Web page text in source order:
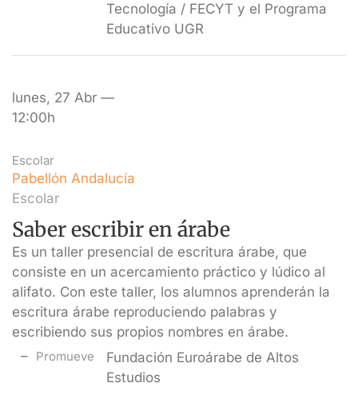
Tecnología / FECYT y el Programa
Educativo UGR
lunes, 27 Abr —
12:00h
Escolar
Pabellón Andalucía
Escolar
Saber escribir en árabe
Es un taller presencial de escritura árabe, que
consiste en un acercamiento práctico y lúdico al
alifato. Con este taller, los alumnos aprenderán la
escritura árabe reproduciendo palabras y
escribiendo sus propios nombres en árabe.
Promueve
Fundación Euroárabe de Altos
Estudios